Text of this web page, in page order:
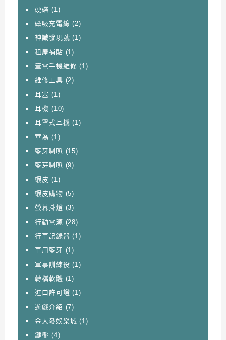
硬碟 (1)
磁吸充電線 (2)
神識發現號 (1)
租屋補貼 (1)
筆電手機維修 (1)
維修工具 (2)
耳塞 (1)
耳機 (10)
耳罩式耳機 (1)
華為 (1)
藍牙喇叭 (15)
藍芽喇叭 (9)
蝦皮 (1)
蝦皮購物 (5)
螢幕掛燈 (3)
行動電源 (28)
行車記錄器 (1)
車用藍牙 (1)
軍事訓練役 (1)
轉檔軟體 (1)
進口許可證 (1)
遊戲介紹 (7)
金大發娛樂城 (1)
鍵盤 (4)